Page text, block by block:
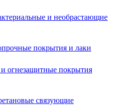
и необрастающие
покрытия и лаки
огнезащитные покрытия
связующие